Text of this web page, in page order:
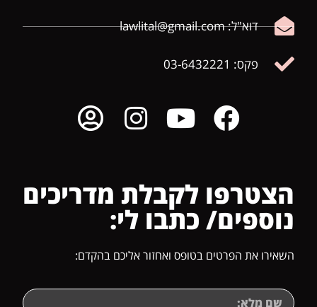
דוא"ל: lawlital@gmail.com
פקס: 03-6432221
הצטרפו לקבלת מדריכים
נוספים/ כתבו לי:
השאירו את הפרטים בטופס ואחזור אליכם בהקדם: